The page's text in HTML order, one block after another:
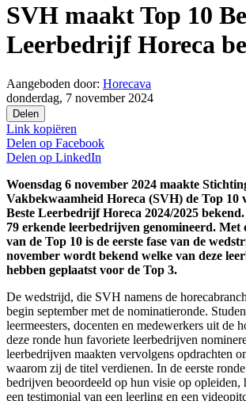
SVH maakt Top 10
Leerbedrijf Horeca
Aangeboden door: Horecava
donderdag, 7 november 2024
Delen
Link kopiëren
Delen op Facebook
Delen op LinkedIn
Woensdag 6 november 2024 maakte
Vakbekwaamheid Horeca (SVH) de Top 10
Beste Leerbedrijf Horeca 2024/2025
79 erkende leerbedrijven genomineerd. Met
van de Top 10 is de eerste fase van de
november wordt bekend welke van deze
hebben geplaatst voor de Top 3.
De wedstrijd, die SVH namens de
begin september met de nominatieronde.
leermeesters, docenten en medewerkers uit de
deze ronde hun favoriete leerbedrijven
leerbedrijven maakten vervolgens opdrachten
waarom zij de titel verdienen. In de eerste
bedrijven beoordeeld op hun visie op opleiden,
een testimonial van een leerling en een